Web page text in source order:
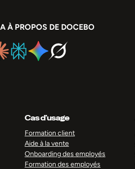
À PROPOS DE DOCEBO
Cas d’usage
Formation client
Aide à la vente
Onboarding des employés
Formation des employés